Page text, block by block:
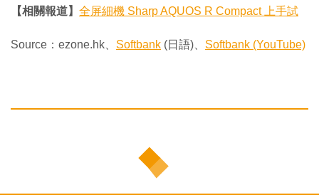
【相關報道】 全屏細機 Sharp AQUOS R Compact 上手試
Source：ezone.hk、 Softbank (日語)、 Softbank (YouTube)